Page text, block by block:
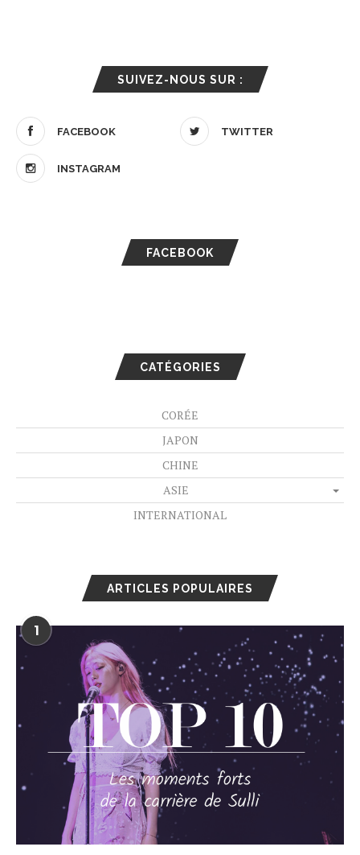
SUIVEZ-NOUS SUR :
FACEBOOK TWITTER
INSTAGRAM
FACEBOOK
CATÉGORIES
CORÉE
JAPON
CHINE
ASIE
INTERNATIONAL
ARTICLES POPULAIRES
1